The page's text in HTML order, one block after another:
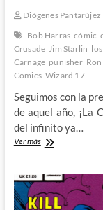
Diógenes Pantarújez
Bob Harras cómic
Crusade Jim Starlin
Carnage punisher
Comics Wizard 17
Seguimos con la
de aquel año, ¡La
del infinito ya…
Ver másLa
Infinito:
Wizard,
The